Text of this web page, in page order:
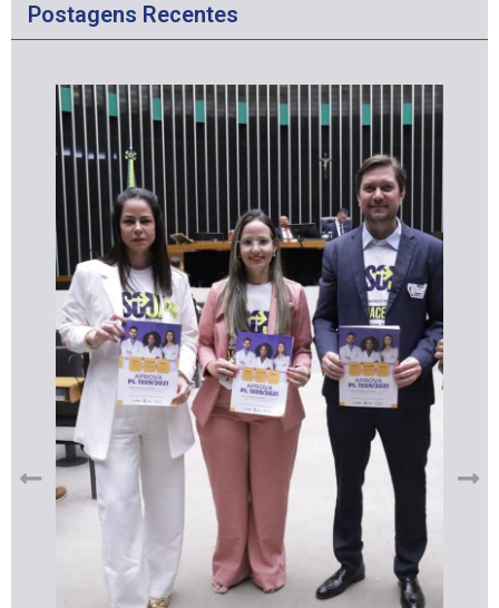
Postagens Recentes